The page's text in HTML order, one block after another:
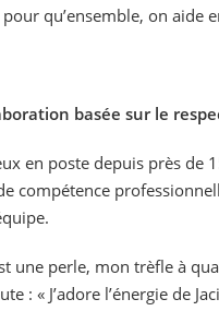
qu’ensemble, on aide
basée sur le
en poste depuis près de
compétence
une perle, mon trèfle à
: « J’adore l’énergie de